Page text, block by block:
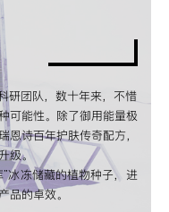
研团队，数十年来，不惜
可能性。除了御用能量极
诗百年护肤传奇配方，
级。
冰冻储藏的植物种子，进
品的卓效。